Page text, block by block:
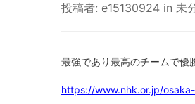
投稿者: e15130924 in 未
最強であり最高のチームで優
https://www.nhk.or.jp/